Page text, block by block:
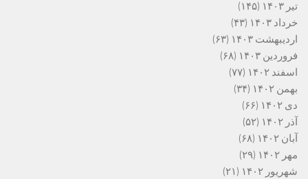
تیر ۱۴۰۳
(۱۴۵)
خرداد ۱۴۰۳
(۴۳)
اردیبهشت ۱۴۰۳
(۶۳)
فروردین ۱۴۰۳
(۶۸)
اسفند ۱۴۰۲
(۷۷)
بهمن ۱۴۰۲
(۳۴)
دی ۱۴۰۲
(۶۶)
آذر ۱۴۰۲
(۵۲)
آبان ۱۴۰۲
(۶۸)
مهر ۱۴۰۲
(۲۹)
شهریور ۱۴۰۲
(۲۱)